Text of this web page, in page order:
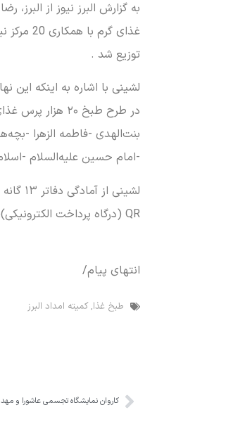
غذای
توزیع شد .
لشینی با اشاره به اینکه
در طرح طبخ ۲۰
بنت‌الهدی -فاطمه الزهرا -
-امام حسین علیه‌السلام -
QR (درگاه پرداخت الکترونیکی)، واریز به شماره‌حساب ۶۰۳۷۹۹۷۹۵۰۰۳۰۵۷۸ نزد صندوق امداد ولایت البرز، نسبت به ارائه کمک‌های نقدی خود اقدام کنند.
انتهای پیام/
طبخ غذا, کمیته امداد البرز
کاروان نمایشگاه تجسمی عاشورا و